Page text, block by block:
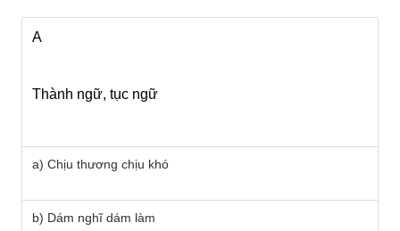
A
Thành ngữ, tục ngữ
a) Chịu thương chịu khó
b) Dám nghĩ dám làm